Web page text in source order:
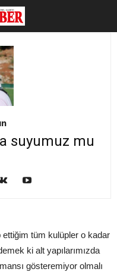
suyumuz mu
ettiğim tüm kulüpler o kadar
ki alt yapılarımızda
gösteremiyor olmalı